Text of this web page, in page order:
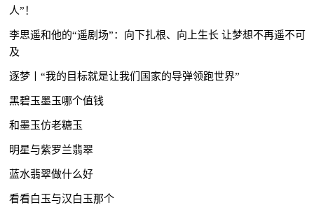
人”！
李思遥和他的“遥剧场”：向下扎根、向上生长 让梦想不再遥不可
及
逐梦丨“我的目标就是让我们国家的导弹领跑世界”
黑碧玉墨玉哪个值钱
和墨玉仿老糖玉
明星与紫罗兰翡翠
蓝水翡翠做什么好
看看白玉与汉白玉那个